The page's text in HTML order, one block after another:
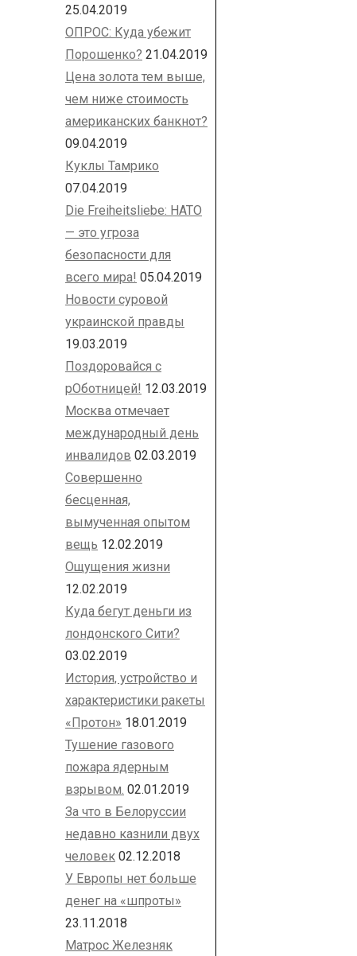
25.04.2019
ОПРОС: Куда убежит
Порошенко? 21.04.2019
Цена золота тем выше,
чем ниже стоимость
американских банкнот?
09.04.2019
Куклы Тамрико
07.04.2019
Die Freiheitsliebe: НАТО
— это угроза
безопасности для
всего мира! 05.04.2019
Новости суровой
украинской правды
19.03.2019
Поздоровайся с
рОботницей! 12.03.2019
Москва отмечает
международный день
инвалидов 02.03.2019
Совершенно
бесценная,
вымученная опытом
вещь 12.02.2019
Ощущения жизни
12.02.2019
Куда бегут деньги из
лондонского Сити?
03.02.2019
История, устройство и
характеристики ракеты
«Протон» 18.01.2019
Тушение газового
пожара ядерным
взрывом. 02.01.2019
За что в Белоруссии
недавно казнили двух
человек 02.12.2018
У Европы нет больше
денег на «шпроты»
23.11.2018
Матрос Железняк